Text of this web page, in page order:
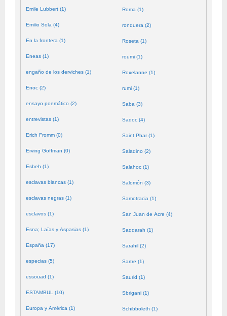
Emile Lubbert (1)
Emilio Sola (4)
En la frontera (1)
Eneas (1)
engaño de los derviches (1)
Enoc (2)
ensayo poemático (2)
entrevistas (1)
Erich Fromm (0)
Erving Goffman (0)
Esbeh (1)
esclavas blancas (1)
esclavas negras (1)
esclavos (1)
Esna; Laïas y Aspasias (1)
España (17)
especias (5)
essouad (1)
ESTAMBUL (10)
Europa y América (1)
Roma (1)
ronquera (2)
Roseta (1)
roumi (1)
Roxelanne (1)
rumi (1)
Saba (3)
Sadoc (4)
Saint Phar (1)
Saladino (2)
Salahoc (1)
Salomón (3)
Samotracia (1)
San Juan de Acre (4)
Saqqarah (1)
Sarahil (2)
Sartre (1)
Saurid (1)
Sbrigani (1)
Schibboleth (1)